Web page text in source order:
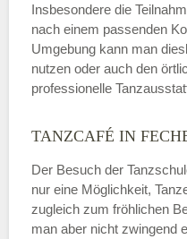
Insbesondere die
nach einem passenden
Umgebung kann man
nutzen oder auch den
professionelle
TANZCAFÉ IN
Der Besuch der
nur eine Möglichkeit,
zugleich zum fröhlichen
man aber nicht zwingend